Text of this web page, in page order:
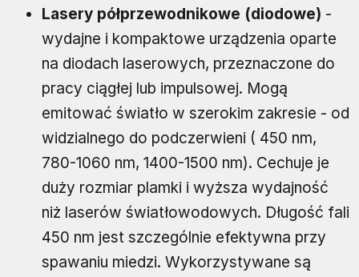
Lasery półprzewodnikowe (diodowe) -
wydajne i kompaktowe urządzenia oparte
na diodach laserowych, przeznaczone do
pracy ciągłej lub impulsowej. Mogą
emitować światło w szerokim zakresie - od
widzialnego do podczerwieni ( 450 nm,
780-1060 nm, 1400-1500 nm). Cechuje je
duży rozmiar plamki i wyższa wydajność
niż laserów światłowodowych. Długość fali
450 nm jest szczególnie efektywna przy
spawaniu miedzi. Wykorzystywane są